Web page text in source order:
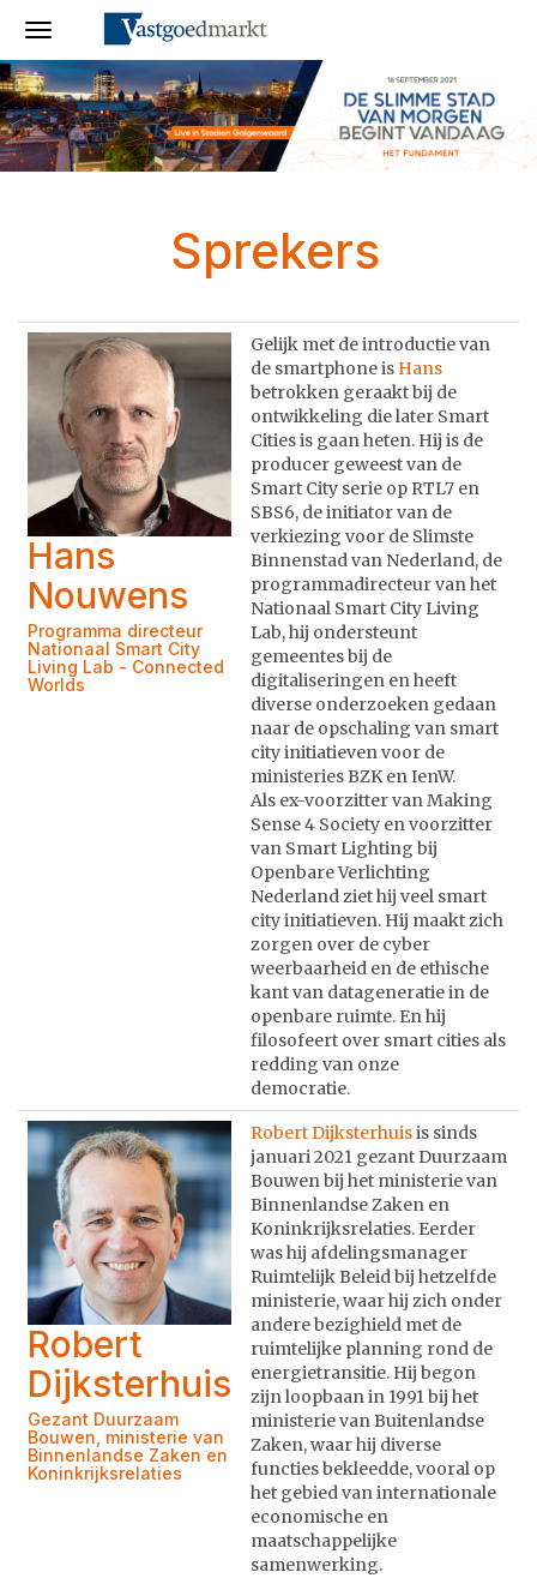
Sprekers
Hans
Nouwens
Programma directeur
Nationaal Smart City
Living Lab - Connected
Worlds
Gelijk met de introductie van
de smartphone is Hans
betrokken geraakt bij de
ontwikkeling die later Smart
Cities is gaan heten. Hij is de
producer geweest van de
Smart City serie op RTL7 en
SBS6, de initiator van de
verkiezing voor de Slimste
Binnenstad van Nederland, de
programmadirecteur van het
Nationaal Smart City Living
Lab, hij ondersteunt
gemeentes bij de
digitaliseringen en heeft
diverse onderzoeken gedaan
naar de opschaling van smart
city initiatieven voor de
ministeries BZK en IenW.
Als ex-voorzitter van Making
Sense 4 Society en voorzitter
van Smart Lighting bij
Openbare Verlichting
Nederland ziet hij veel smart
city initiatieven. Hij maakt zich
zorgen over de cyber
weerbaarheid en de ethische
kant van datageneratie in de
openbare ruimte. En hij
filosofeert over smart cities als
redding van onze
democratie.
Robert
Dijksterhuis
Gezant Duurzaam
Bouwen, ministerie van
Binnenlandse Zaken en
Koninkrijksrelaties
Robert Dijksterhuisis sinds
januari 2021 gezant Duurzaam
Bouwen bij het ministerie van
Binnenlandse Zaken en
Koninkrijksrelaties. Eerder
was hij afdelingsmanager
Ruimtelijk Beleid bij hetzelfde
ministerie, waar hij zich onder
andere bezighield met de
ruimtelijke planning rond de
energietransitie. Hij begon
zijn loopbaan in 1991 bij het
ministerie van Buitenlandse
Zaken, waar hij diverse
functies bekleedde, vooral op
het gebied van internationale
economische en
maatschappelijke
samenwerking.